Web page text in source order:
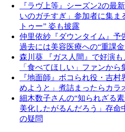
『ラヴ上等』シーズン2の最
いのガチすぎ」参加者に集
トゥー” 姿も披露
仲里依紗『ダウンタイム』
過去には美容医療への“重課
森川葵 『ガス人間』で好演
「食べてほしい」ファンか
『地面師』ボコられ役・吉
めようと」煮詰まったらカラ
細木数子さんの“知られざる
美化したがるんだろう」存命
の疑問